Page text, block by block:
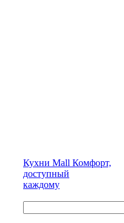
Кухни Mall Комфорт,
доступный
каждому